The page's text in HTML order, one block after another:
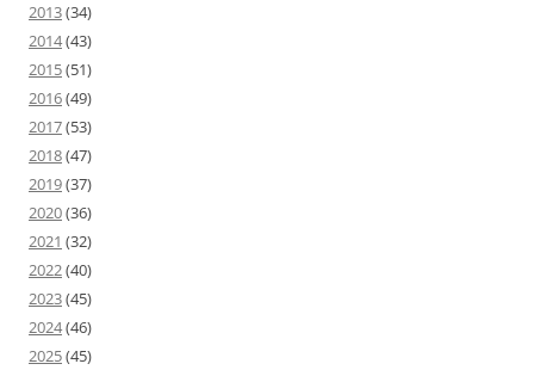
2013(34)
2014(43)
2015(51)
2016(49)
2017(53)
2018(47)
2019(37)
2020(36)
2021 (32)
2022(40)
2023(45)
2024(46)
2025(45)